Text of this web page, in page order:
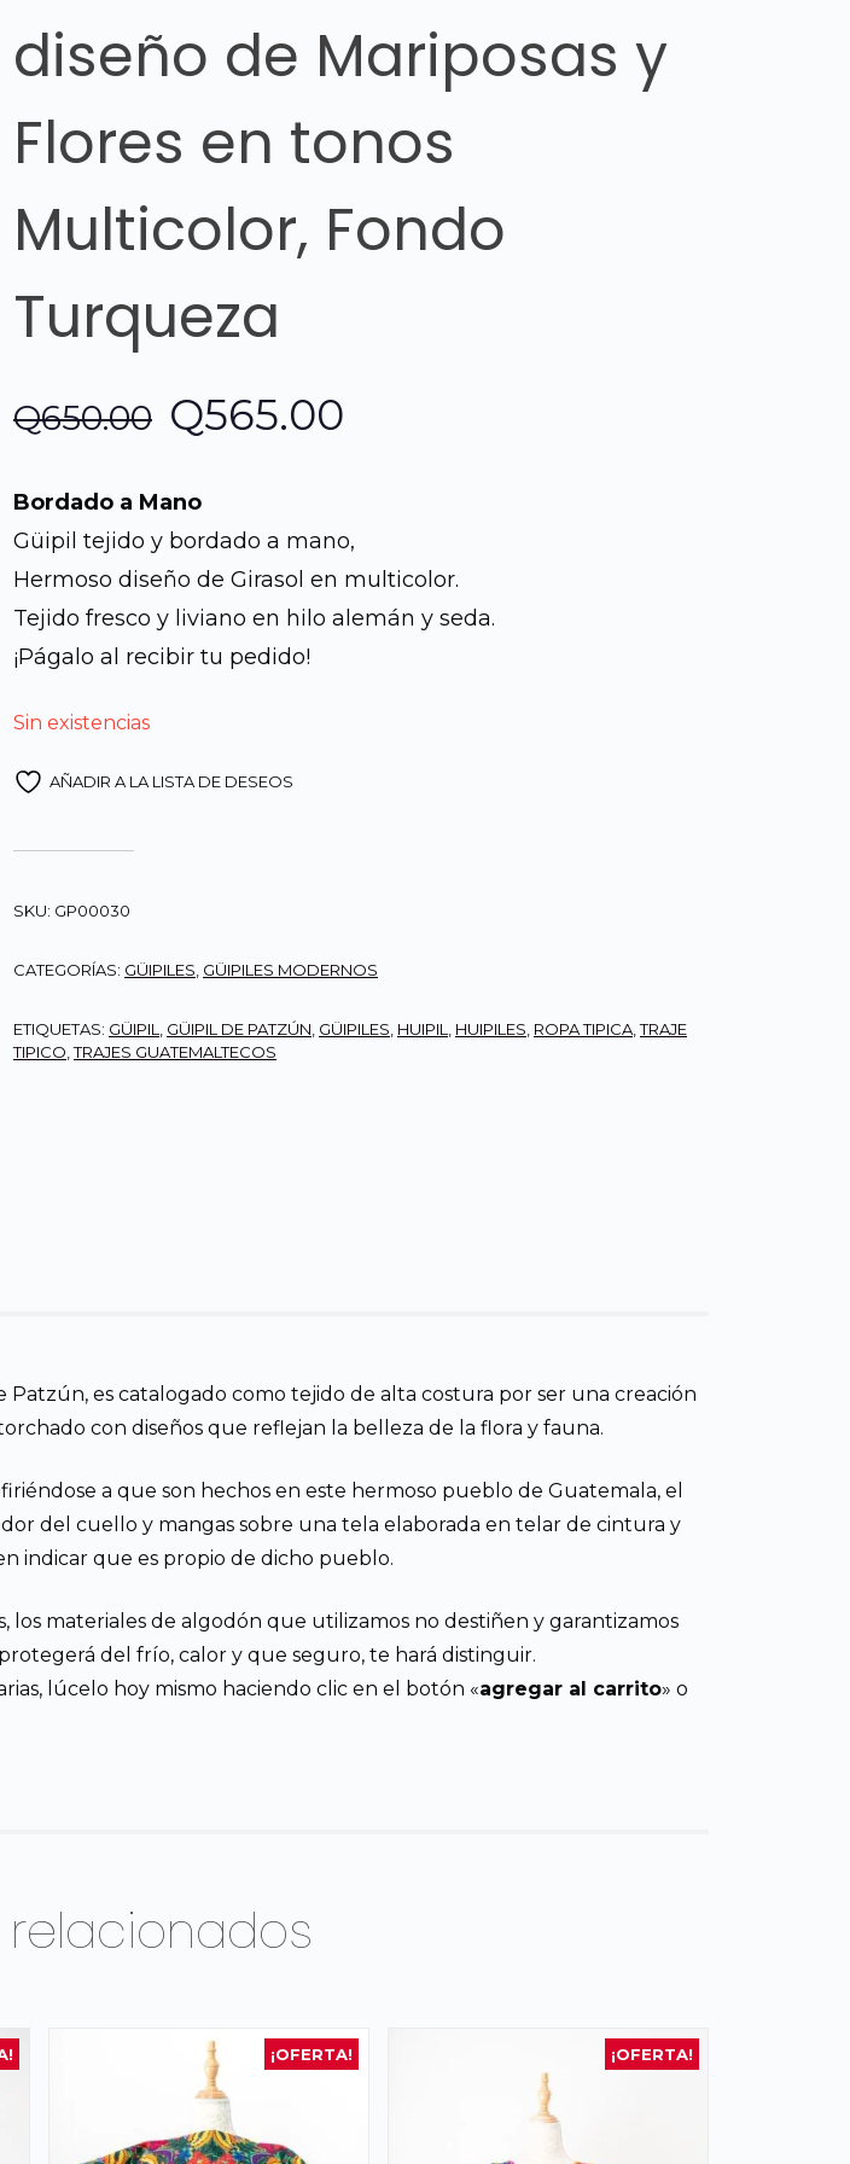
diseño de Mariposas y
Flores en tonos
Multicolor, Fondo
Turqueza
Q650.00 El
original
era:
Q650.00.
Q565.00
actual
es:
Bordado a Mano
Güipil tejido y bordado a mano,
Hermoso diseño de Girasol en multicolor.
Tejido fresco y liviano en hilo alemán y seda.
¡Págalo al recibir tu pedido!
Sin existencias
AÑADIR A LA LISTA DE DESEOS
SKU: GP00030
CATEGORÍAS: GÜIPILES GÜIPILES MODERNOS
ETIQUETAS: GÜIPIL GÜIPIL DE PATZÚN GÜIPILES HUIPIL HUIPILES ROPA TIPICA ,TRAJE
TIPICO ,TRAJES GUATEMALTECOS
es catalogado como tejido de alta costura por ser una creación
con diseños que reflejan la belleza de la flora y fauna.
a que son hechos en este hermoso pueblo de Guatemala, el
del cuello y mangas sobre una tela elaborada en telar de cintura y
indicar que es propio de dicho pueblo.
los materiales de algodón que utilizamos no destiñen y garantizamos
del frío, calor y que seguro, te hará distinguir.
lúcelo hoy mismo haciendo clic en el botón «agregar al carrito» o
¡OFERTA! ¡OFERTA!